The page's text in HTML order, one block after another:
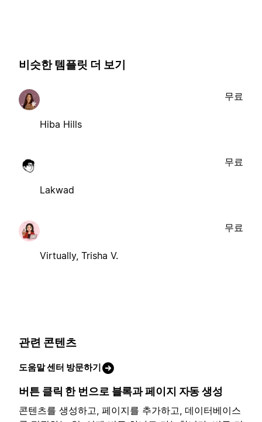
비슷한 템플릿 더 보기
Hiba Hills
무료
Lakwad
무료
Virtually, Trisha V.
무료
관련 콘텐츠
도움말 센터 방문하기
버튼 클릭 한 번으로 블록과 페이지 자동 생성
콘텐츠를 생성하고, 페이지를 추가하고, 데이터베이스